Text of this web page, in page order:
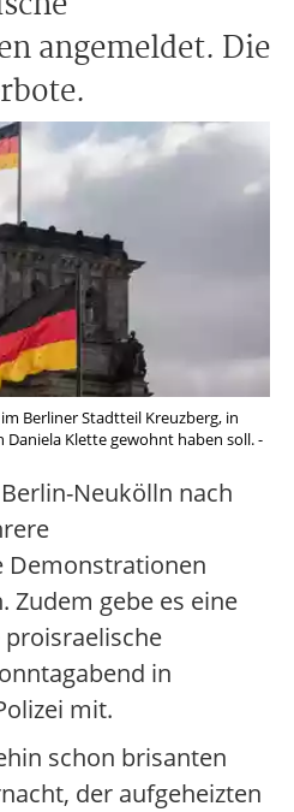
angemeldet. Die
Berliner Stadtteil Kreuzberg, in
Klette gewohnt haben soll. -
Neukölln nach
Demonstrationen
Zudem gebe es eine
in
mit.
schon brisanten
der aufgeheizten